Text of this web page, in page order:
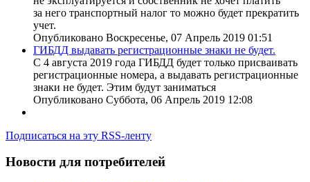
за него транспортный налог то можно будет прекратить
учет.
Опубликовано Воскресенье, 07 Апрель 2019 01:51
ГИБДД выдавать регистрационные знаки не будет.
С 4 августа 2019 года ГИБДД будет только присваивать
регистрационные номера, а выдавать регистрационные
знаки не будет. Этим будут заниматься
Опубликовано Суббота, 06 Апрель 2019 12:08
Подписаться на эту RSS-ленту
Новости для потребителей